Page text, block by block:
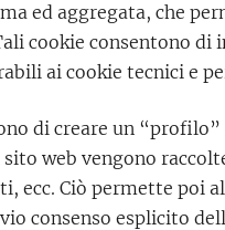
ed aggregata, che
cookie consentono
ai cookie tecnici e
di creare un
web vengono
Ciò permette poi
consenso esplicito